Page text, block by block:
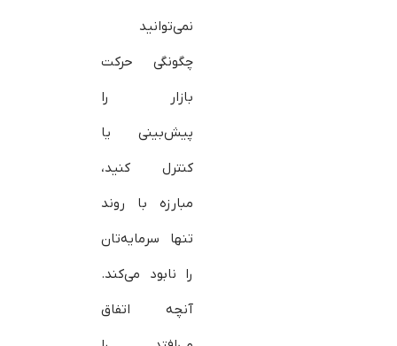
نمی‌توانید
چگونگی حرکت
بازار را
پیش‌بینی یا
کنترل کنید،
مبارزه با روند
تنها سرمایه‌تان
را نابود می‌کند.
آنچه اتفاق